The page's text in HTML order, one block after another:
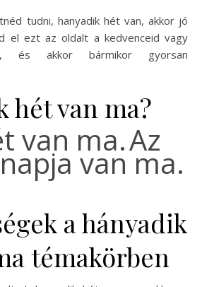
el ezt az oldalt a kedvenceid vagy
és akkor bármikor gyorsan
hét van ma?
van ma.Az
van ma.
a hányadik
témakörben